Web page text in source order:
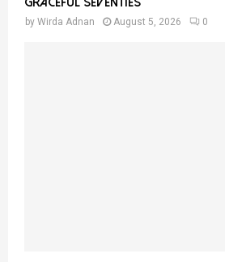
by Wirda Adnan August 5, 2026 0